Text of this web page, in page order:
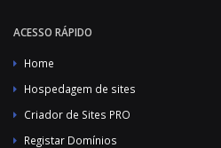
ACESSO RÁPIDO
Home
Hospedagem de sites
Criador de Sites PRO
Registar Domínios